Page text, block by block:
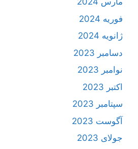
فوریه 2024
ژانویه 2024
دسامبر 2023
نوامبر 2023
اکتبر 2023
سپتامبر 2023
آگوست 2023
جولای 2023